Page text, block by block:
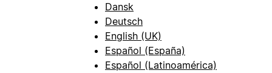
Dansk
Deutsch
English (UK)
Español (España)
Español (Latinoamérica)